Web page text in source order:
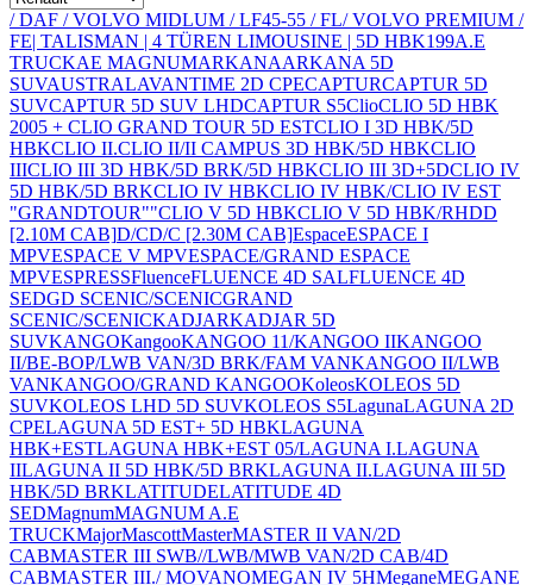
/ DAF / VOLVO MIDLUM / LF45-55 / FL/ VOLVO PREMIUM /
FE| TALISMAN | 4 TÜREN LIMOUSINE | 5D HBK199A.E
TRUCKAE MAGNUMARKANAARKANA 5D
SUVAUSTRALAVANTIME 2D CPECAPTURCAPTUR 5D
SUVCAPTUR 5D SUV LHDCAPTUR S5ClioCLIO 5D HBK
2005 + CLIO GRAND TOUR 5D ESTCLIO I 3D HBK/5D
HBKCLIO II.CLIO II/II CAMPUS 3D HBK/5D HBKCLIO
IIICLIO III 3D HBK/5D BRK/5D HBKCLIO III 3D+5DCLIO IV
5D HBK/5D BRKCLIO IV HBKCLIO IV HBK/CLIO IV EST
"GRANDTOUR""CLIO V 5D HBKCLIO V 5D HBK/RHDD
[2.10M CAB]D/CD/C [2.30M CAB]EspaceESPACE I
MPVESPACE V MPVESPACE/GRAND ESPACE
MPVESPRESSFluenceFLUENCE 4D SALFLUENCE 4D
SEDGD SCENIC/SCENICGRAND
SCENIC/SCENICKADJARKADJAR 5D
SUVKANGOKangooKANGOO 11/KANGOO IIKANGOO
II/BE-BOP/LWB VAN/3D BRK/FAM VANKANGOO II/LWB
VANKANGOO/GRAND KANGOOKoleosKOLEOS 5D
SUVKOLEOS LHD 5D SUVKOLEOS S5LagunaLAGUNA 2D
CPELAGUNA 5D EST+ 5D HBKLAGUNA
HBK+ESTLAGUNA HBK+EST 05/LAGUNA I.LAGUNA
IILAGUNA II 5D HBK/5D BRKLAGUNA II.LAGUNA III 5D
HBK/5D BRKLATITUDELATITUDE 4D
SEDMagnumMAGNUM A.E
TRUCKMajorMascottMasterMASTER II VAN/2D
CABMASTER III SWB//LWB/MWB VAN/2D CAB/4D
CABMASTER III./ MOVANOMEGAN IV 5HMeganeMEGANE